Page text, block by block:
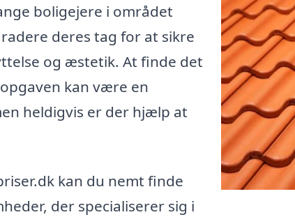
boligejere i området
deres tag for at sikre
og æstetik. At finde det
kan være en
heldigvis er der hjælp at
kan du nemt finde
der specialiserer sig i